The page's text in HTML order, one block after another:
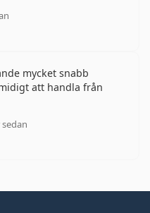
5
mycket snabb
att handla från
5